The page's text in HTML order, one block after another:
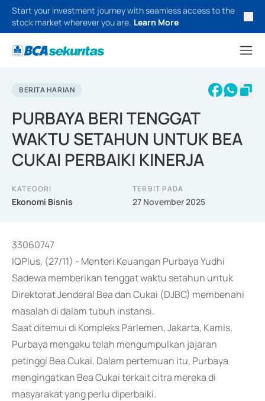
Start your investment journey with seamless access to the
stock market wherever you are. Learn More
BERITA HARIAN
PURBAYA BERI TENGGAT
WAKTU SETAHUN UNTUK BEA
CUKAI PERBAIKI KINERJA
KATEGORI
Ekonomi Bisnis
TERBIT PADA
27 November 2025
33060747
IQPlus, (27/11) - Menteri Keuangan Purbaya Yudhi
Sadewa memberikan tenggat waktu setahun untuk
Direktorat Jenderal Bea dan Cukai (DJBC) membenahi
masalah di dalam tubuh instansi.
Saat ditemui di Kompleks Parlemen, Jakarta, Kamis,
Purbaya mengaku telah mengumpulkan jajaran
petinggi Bea Cukai. Dalam pertemuan itu, Purbaya
mengingatkan Bea Cukai terkait citra mereka di
masyarakat yang perlu diperbaiki.